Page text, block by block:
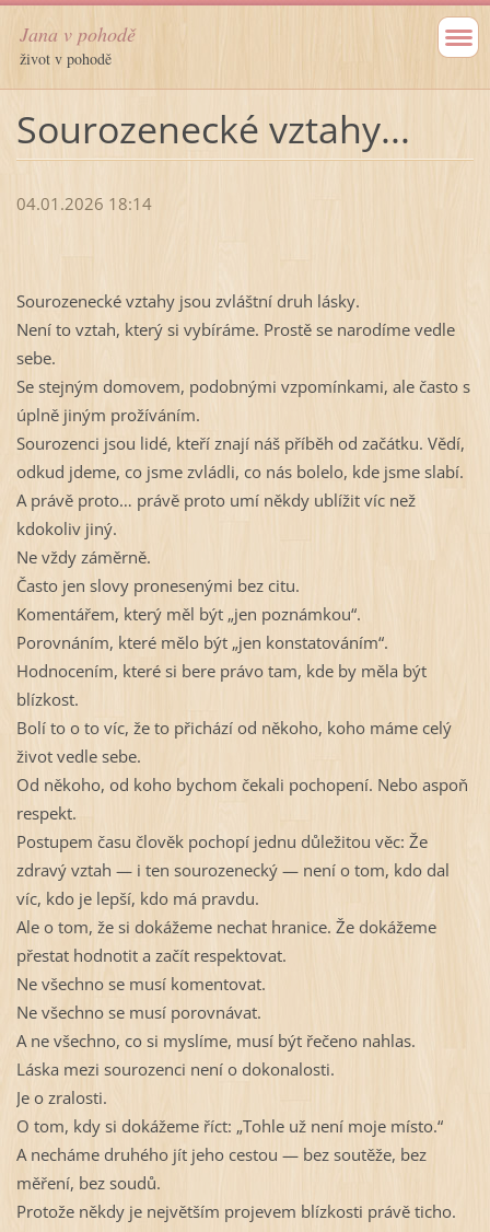
Jana v pohodě
život v pohodě
Sourozenecké vztahy...
04.01.2026 18:14
Sourozenecké vztahy jsou zvláštní druh lásky.
Není to vztah, který si vybíráme. Prostě se narodíme vedle
sebe.
Se stejným domovem, podobnými vzpomínkami, ale často s
úplně jiným prožíváním.
Sourozenci jsou lidé, kteří znají náš příběh od začátku. Vědí,
odkud jdeme, co jsme zvládli, co nás bolelo, kde jsme slabí.
A právě proto… právě proto umí někdy ublížit víc než
kdokoliv jiný.
Ne vždy záměrně.
Často jen slovy pronesenými bez citu.
Komentářem, který měl být „jen poznámkou“.
Porovnáním, které mělo být „jen konstatováním“.
Hodnocením, které si bere právo tam, kde by měla být
blízkost.
Bolí to o to víc, že to přichází od někoho, koho máme celý
život vedle sebe.
Od někoho, od koho bychom čekali pochopení. Nebo aspoň
respekt.
Postupem času člověk pochopí jednu důležitou věc: Že
zdravý vztah — i ten sourozenecký — není o tom, kdo dal
víc, kdo je lepší, kdo má pravdu.
Ale o tom, že si dokážeme nechat hranice. Že dokážeme
přestat hodnotit a začít respektovat.
Ne všechno se musí komentovat.
Ne všechno se musí porovnávat.
A ne všechno, co si myslíme, musí být řečeno nahlas.
Láska mezi sourozenci není o dokonalosti.
Je o zralosti.
O tom, kdy si dokážeme říct: „Tohle už není moje místo.“
A necháme druhého jít jeho cestou — bez soutěže, bez
měření, bez soudů.
Protože někdy je největším projevem blízkosti právě ticho.